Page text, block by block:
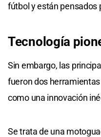
fútbol y están pensados
Tecnología
Sin embargo, las
fueron dos
como una innovación
Se trata de una